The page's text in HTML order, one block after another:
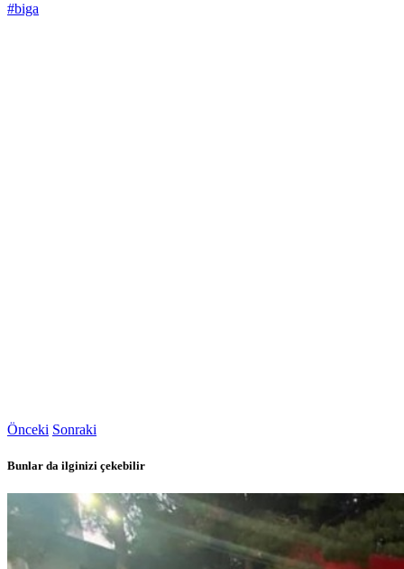
#biga
Önceki Sonraki
Bunlar da ilginizi çekebilir